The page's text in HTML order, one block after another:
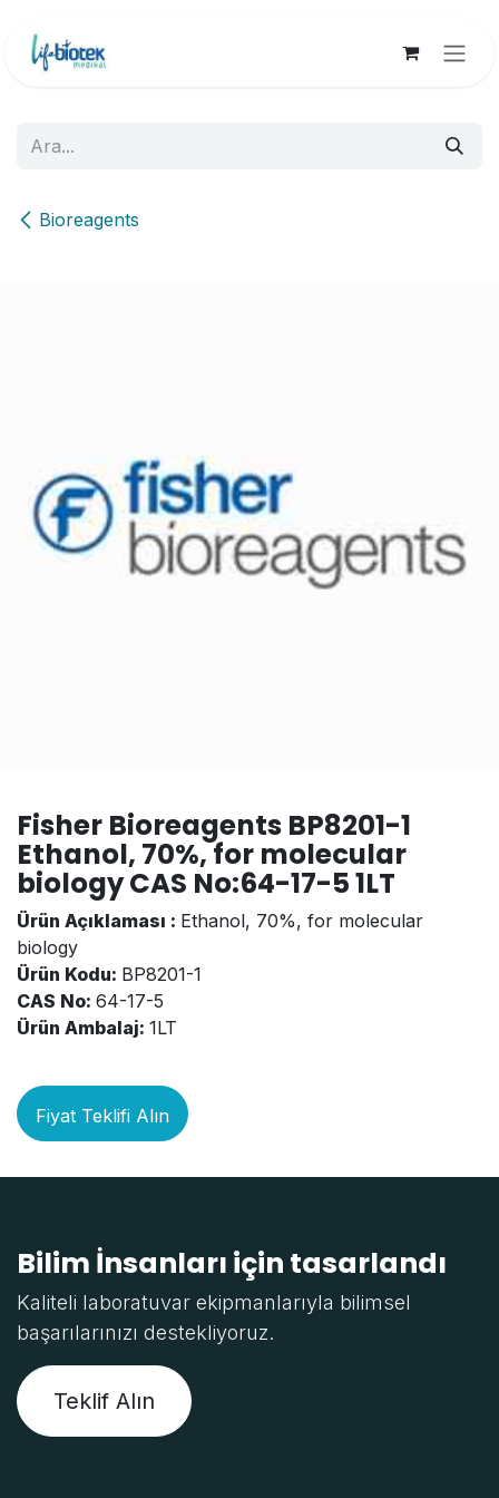
Bioreagents
Fisher Bioreagents BP8201-1
Ethanol, 70%, for molecular
biology CAS No:64-17-5 1LT
Ürün Açıklaması : Ethanol, 70%, for molecular
biology
Ürün Kodu: BP8201-1
CAS No: 64-17-5
Ürün Ambalaj: 1LT
Fiyat Teklifi Alın
Bilim İnsanları için tasarlandı
Kaliteli laboratuvar ekipmanlarıyla bilimsel
başarılarınızı destekliyoruz.
Teklif Alın